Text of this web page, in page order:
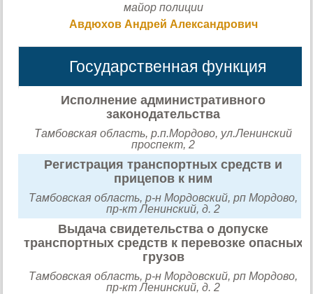
майор полиции
Авдюхов Андрей Александрович
Государственная функция
Исполнение административного
законодательства
Тамбовская область, р.п.Мордово, ул.Ленинский
проспект, 2
Регистрация транспортных средств и
прицепов к ним
Тамбовская область, р-н Мордовский, рп Мордово,
пр-кт Ленинский, д. 2
Выдача свидетельства о допуске
транспортных средств к перевозке опасных
грузов
Тамбовская область, р-н Мордовский, рп Мордово,
пр-кт Ленинский, д. 2